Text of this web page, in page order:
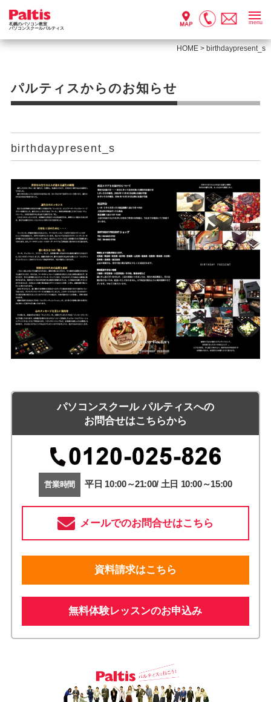
札幌のパソコン教室
パソコンスクールパルティス
menu
HOME > birthdaypresent_s
パルティスからのお知らせ
birthdaypresent_s
パソコンスクール パルティスへの
お問合せはこちらから
営業時間 平日 10:00～21:00/ 土日 10:00～15:00
メールでのお問合せはこちら
資料請求はこちら
無料体験レッスンのお申込み